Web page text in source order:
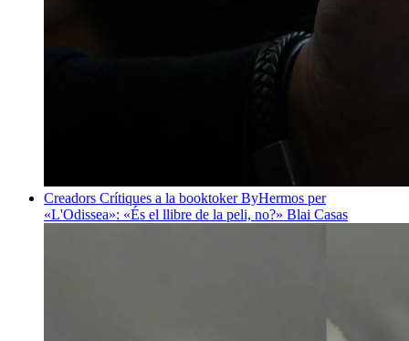
Creadors Crítiques a la booktoker ByHermos per
«L'Odissea»: «És el llibre de la peli, no?» Blai Casas